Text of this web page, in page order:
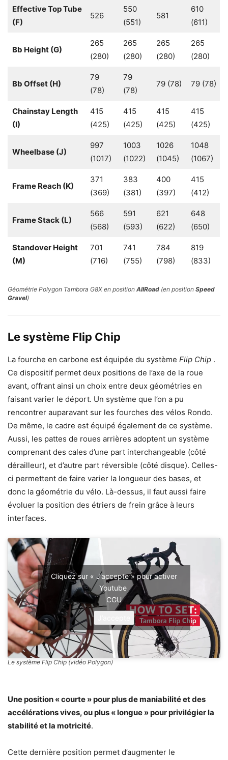
Effective Top Tube
(F)
526
550
(551)
581
610
(611)
Bb Height (G)
265
(280)
265
(280)
265
(280)
265
(280)
Bb Offset (H)
79
(78)
79
(78)
79 (78) 79 (78)
Chainstay Length
(I)
415
(425)
415
(425)
415
(425)
415
(425)
Wheelbase (J)
997
(1017)
1003
(1022)
1026
(1045)
1048
(1067)
Frame Reach (K)
371
(369)
383
(381)
400
(397)
415
(412)
Frame Stack (L)
566
(568)
591
(593)
621
(622)
648
(650)
Standover Height
(M)
701
(716)
741
(755)
784
(798)
819
(833)
Géométrie Polygon Tambora G8X en position AllRoad (en position Speed
Gravel)
Le système Flip Chip
La fourche en carbone est équipée du système Flip Chip .
Ce dispositif permet deux positions de l’axe de la roue
avant, offrant ainsi un choix entre deux géométries en
faisant varier le déport. Un système que l’on a pu
rencontrer auparavant sur les fourches des vélos Rondo.
De même, le cadre est équipé également de ce système.
Aussi, les pattes de roues arrières adoptent un système
comprenant des cales d’une part interchangeable (côté
dérailleur), et d’autre part réversible (côté disque). Celles-
ci permettent de faire varier la longueur des bases, et
donc la géométrie du vélo. Là-dessus, il faut aussi faire
évoluer la position des étriers de frein grâce à leurs
interfaces.
Cliquez sur « J’accepte » pour activer
Youtube
CGU
Le système Flip Chip (vidéo Polygon)
Une position « courte » pour plus de maniabilité et des
accélérations vives, ou plus « longue » pour privilégier la
stabilité et la motricité.
Cette dernière position permet d’augmenter le